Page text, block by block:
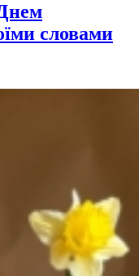
словами